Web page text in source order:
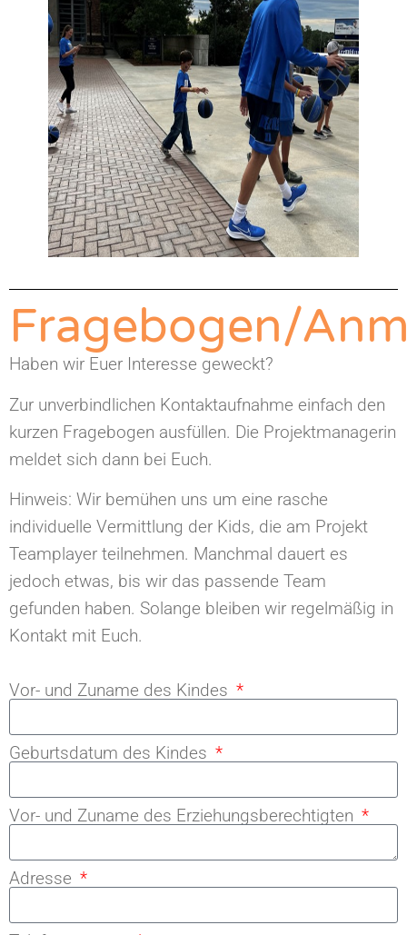
Fragebogen/
Haben wir Euer Interesse geweckt?
Zur unverbindlichen Kontaktaufnahme einfach den
kurzen Fragebogen ausfüllen. Die Projektmanagerin
meldet sich dann bei Euch.
Hinweis: Wir bemühen uns um eine rasche
individuelle Vermittlung der Kids, die am Projekt
Teamplayer teilnehmen. Manchmal dauert es
jedoch etwas, bis wir das passende Team
gefunden haben. Solange bleiben wir regelmäßig in
Kontakt mit Euch.
Vor- und Zuname des Kindes
Geburtsdatum des Kindes
Vor- und Zuname des Erziehungsberechtigten
Adresse